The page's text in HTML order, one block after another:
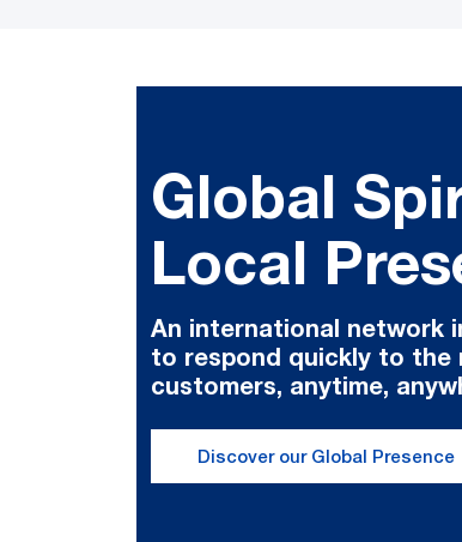
Global
Local
An international network
to respond quickly to the
customers, anytime,
Discover our Global Presence